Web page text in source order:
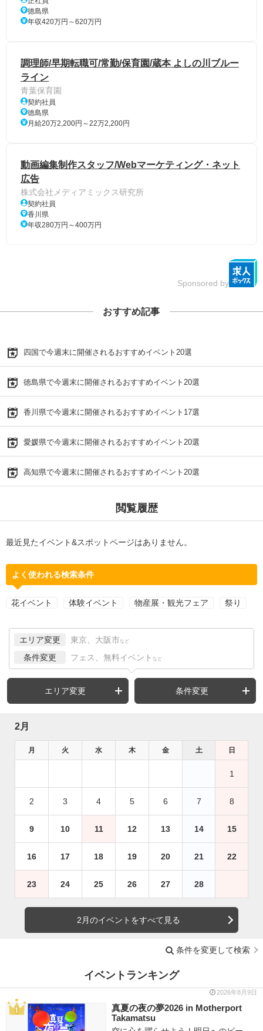
徳島県
年収420万円～620万円
調理師/早期転職可/常勤/保育園/蔵本 よしの川ブルー
ライン
青葉保育園
契約社員
徳島県
月給20万2,200円～22万2,200円
動画編集制作スタッフ/Webマーケティング・ネット
広告
株式会社メディアミックス研究所
契約社員
香川県
年収280万円～400万円
Sponsored by
おすすめ記事
四国で今週末に開催されるおすすめイベント20選
徳島県で今週末に開催されるおすすめイベント20選
香川県で今週末に開催されるおすすめイベント17選
愛媛県で今週末に開催されるおすすめイベント20選
高知県で今週末に開催されるおすすめイベント20選
閲覧履歴
最近見たイベント&スポットページはありません。
よく使われる検索条件
花イベント 体験イベント 物産展・観光フェア 祭り
エリア変更 東京、大阪市 など
条件変更 フェス、無料イベント など
エリア変更 条件変更
2月
月 火 水 木 金 土 日
1
2 3 4 5 6 7 8
9 10 11 12 13 14 15
16 17 18 19 20 21 22
23 24 25 26 27 28
2月のイベントをすべて見る
条件を変更して検索
イベントランキング
2026年8月9日
真夏の夜の夢2026 in Motherport
Takamatsu